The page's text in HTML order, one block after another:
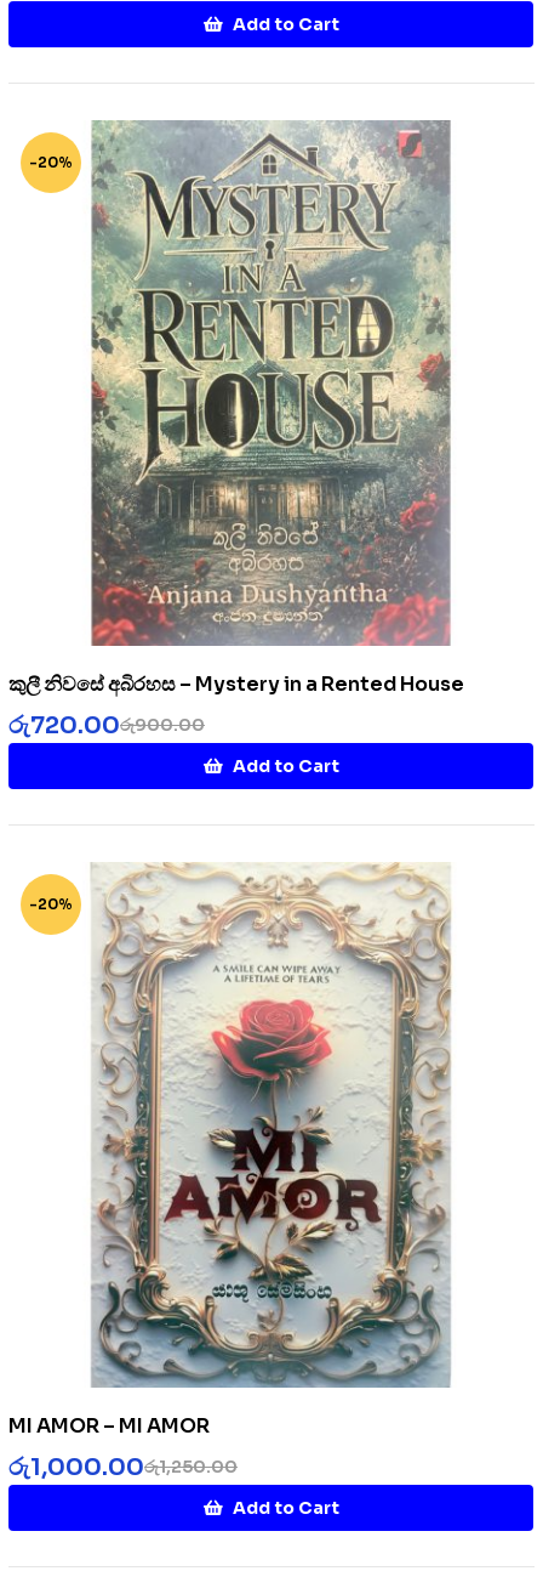
Add to Cart
-20%
කුලී නිවසේ අබිරහස – Mystery in a Rented House
රු900.00
රු720.00
Add to Cart
-20%
MI AMOR – MI AMOR
රු1,250.00
රු1,000.00
Add to Cart